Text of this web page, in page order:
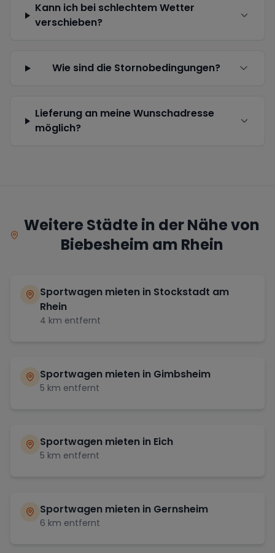
Kann ich bei schlechtem Wetter
verschieben?
Wie sind die Stornobedingungen?
Lieferung an meine Wunschadresse
möglich?
Weitere Städte in der Nähe von
Biebesheim am Rhein
Sportwagen mieten in Stockstadt am
Rhein
4 km entfernt
Sportwagen mieten in Gimbsheim
5 km entfernt
Sportwagen mieten in Eich
5 km entfernt
Sportwagen mieten in Gernsheim
6 km entfernt